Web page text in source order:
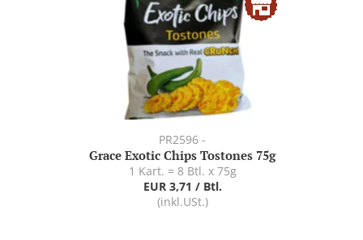
PR2596 -
Grace Exotic Chips Tostones 75g
1 Kart. = 8 Btl. x 75g
EUR 3,71 / Btl.
(inkl.USt.)